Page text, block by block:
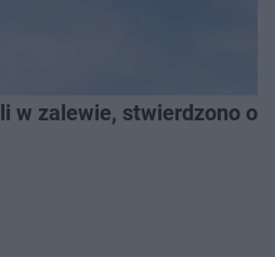
w zalewie, stwierdzono